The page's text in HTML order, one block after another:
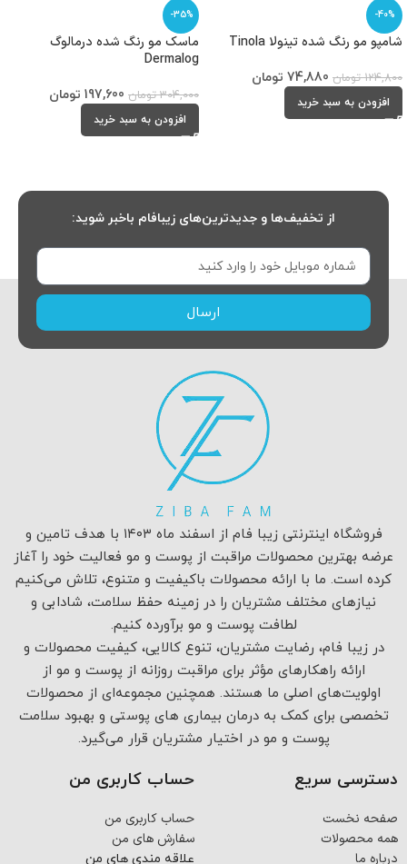
-40%
شامپو مو رنگ شده تینولا Tinola
124,800 تومان 74,880 تومان
افزودن به سبد خرید
-35%
ماسک مو رنگ شده درمالوگ
Dermalog
304,000 تومان 197,600 تومان
افزودن به سبد خرید
از تخفیف‌ها و جدیدترین‌های زیبافام باخبر شوید:
ارسال
فروشگاه اینترنتی زیبا فام از اسفند ماه ۱۴۰۳ با هدف تامین و
عرضه بهترین محصولات مراقبت از پوست و مو فعالیت خود را آغاز
کرده است. ما با ارائه محصولات باکیفیت و متنوع، تلاش می‌کنیم
نیازهای مختلف مشتریان را در زمینه حفظ سلامت، شادابی و
لطافت پوست و مو برآورده کنیم.
در زیبا فام، رضایت مشتریان، تنوع کالایی، کیفیت محصولات و
ارائه راهکارهای مؤثر برای مراقبت روزانه از پوست و مو از
اولویت‌های اصلی ما هستند. همچنین مجموعه‌ای از محصولات
تخصصی برای کمک به درمان بیماری های پوستی و بهبود سلامت
پوست و مو در اختیار مشتریان قرار می‌گیرد.
دسترسی سریع
صفحه نخست
همه محصولات
درباره ما
حساب کاربری من
حساب کاربری من
سفارش های من
علاقه مندی های من